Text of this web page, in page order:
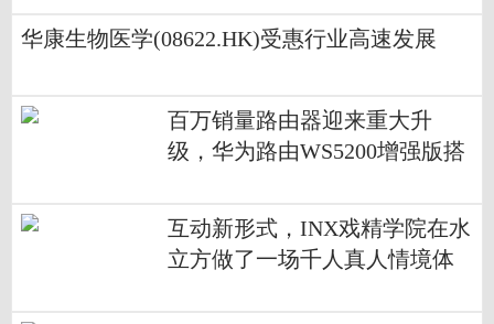
华康生物医学(08622.HK)受惠行业高速发展
百万销量路由器迎来重大升
级，华为路由WS5200增强版搭
互动新形式，INX戏精学院在水
立方做了一场千人真人情境体